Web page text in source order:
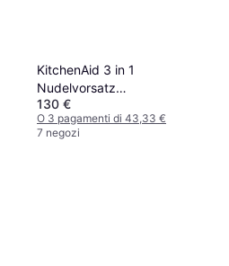
KitchenAid 3 in 1
Nudelvorsatz
Kunststoffgehäuse
5KSM3PPA
130 €
O 3 pagamenti di 43,33 €
7 negozi